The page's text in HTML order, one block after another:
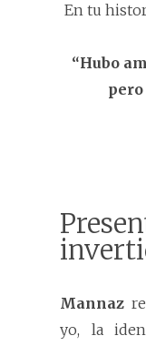
En tu
“Hubo
Mannaz
yo, la